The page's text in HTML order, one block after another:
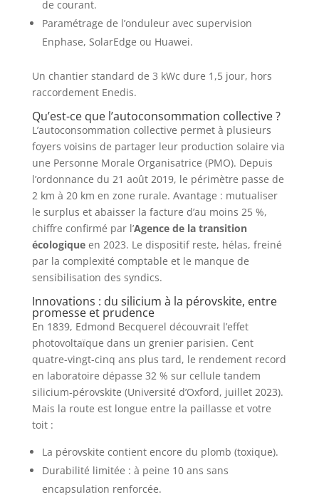
de courant.
Paramétrage de l’onduleur avec supervision
Enphase, SolarEdge ou Huawei.
Un chantier standard de 3 kWc dure 1,5 jour, hors
raccordement Enedis.
Qu’est-ce que l’autoconsommation collective ?
L’autoconsommation collective permet à plusieurs
foyers voisins de partager leur production solaire via
une Personne Morale Organisatrice (PMO). Depuis
l’ordonnance du 21 août 2019, le périmètre passe de
2 km à 20 km en zone rurale. Avantage : mutualiser
le surplus et abaisser la facture d’au moins 25 %,
chiffre confirmé par l’Agence de la transition
écologiqueen 2023. Le dispositif reste, hélas, freiné
par la complexité comptable et le manque de
sensibilisation des syndics.
Innovations : du silicium à la pérovskite, entre
promesse et prudence
En 1839, Edmond Becquerel découvrait l’effet
photovoltaïque dans un grenier parisien. Cent
quatre-vingt-cinq ans plus tard, le rendement record
en laboratoire dépasse 32 % sur cellule tandem
silicium-pérovskite (Université d’Oxford, juillet 2023).
Mais la route est longue entre la paillasse et votre
toit :
La pérovskite contient encore du plomb (toxique).
Durabilité limitée : à peine 10 ans sans
encapsulation renforcée.